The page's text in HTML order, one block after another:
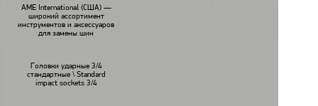
AME International (США) —
широкий ассортимент
инструментов и аксессуаров
для замены шин
Головки ударные 3/4
стандартные \ Standard
impact sockets 3/4
В наличии